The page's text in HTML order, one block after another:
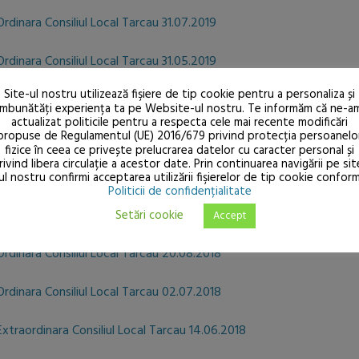
Consiliul Local Tarcau 31.07.2019
Consiliul Local Tarcau 31.05.2019
Consiliul Local Tarcau 24.04.2019
Consiliul Local Tarcau 14.03.2019
Consiliul Local Tarcau 28.02.2019
Consiliul Local Tarcau 29.01.2019
Consiliul Local Tarcau 20.08.2018
Consiliul Local Tarcau 02.07.2018
Consiliul Local Tarcau 14.06.2018
Site-ul nostru utilizează fişiere de tip cookie pentru a personaliza și
experiența ta pe Website-ul nostru. Te informăm că ne-
actualizat politicile pentru a respecta cele mai recente modificări
de Regulamentul (UE) 2016/679 privind protecția
fizice în ceea ce privește prelucrarea datelor cu caracter personal și
libera circulație a acestor date. Prin continuarea navigării pe
nostru confirmi acceptarea utilizării fişierelor de tip cookie conform
Politicii de confidențialitate
Setări cookie
Accept